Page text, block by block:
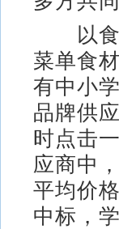
以食
菜单食
有中小
品牌供
时点击
应商中
平均价
中标，